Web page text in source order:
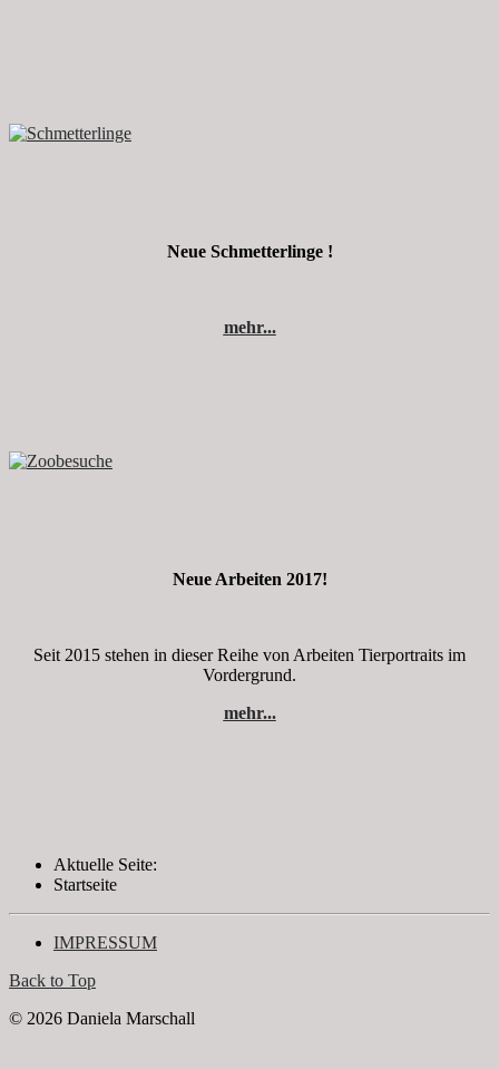
Neue Schmetterlinge !
mehr...
Neue Arbeiten 2017!
Seit 2015 stehen in dieser Reihe von Arbeiten Tierportraits im
Vordergrund.
mehr...
Aktuelle Seite:
Startseite
IMPRESSUM
Back to Top
© 2026 Daniela Marschall